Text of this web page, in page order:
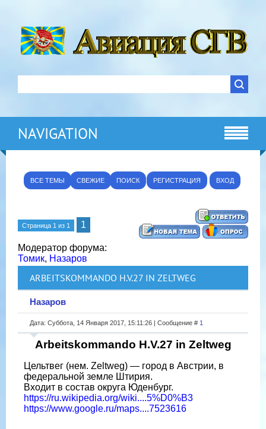
NAVIGATION
ВСЕ ТЕМЫ СВЕЖИЕ ПОИСК РЕГИСТРАЦИЯ ВХОД
Страница 1 из 1 1
Модератор форума:
Томик, Назаров
ARBEITSKOMMANDO H.V.27 IN ZELTWEG
Назаров
Дата: Суббота, 14 Января 2017, 15:11:26 | Сообщение # 1
Arbeitskommando H.V.27 in Zeltweg
Цельтвег (нем. Zeltweg) — город в Австрии, в
федеральной земле Штирия.
Входит в состав округа Юденбург.
https://ru.wikipedia.org/wiki....5%D0%B3
https://www.google.ru/maps....7523616